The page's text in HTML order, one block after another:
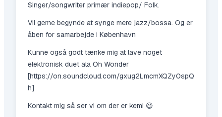
Singer/songwriter primær indiepop/ Folk.
Vil gerne begynde at synge mere jazz/bossa. Og er
åben for samarbejde i København
Kunne også godt tænke mig at lave noget
elektronisk duet ala Oh Wonder
[https://on.soundcloud.com/gxug2LmcmXQZy0spQ
h]
Kontakt mig så ser vi om der er kemi 😃